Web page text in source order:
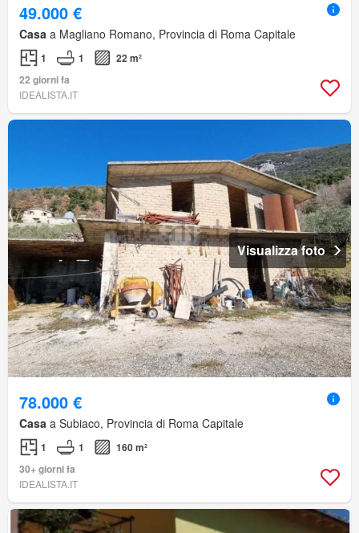
49.000 €
Casa a Magliano Romano, Provincia di Roma Capitale
1 1
22 m²
22 giorni fa
IDEALISTA.IT
Visualizza foto
78.000 €
Casa a Subiaco, Provincia di Roma Capitale
1 1
160 m²
30+ giorni fa
IDEALISTA.IT